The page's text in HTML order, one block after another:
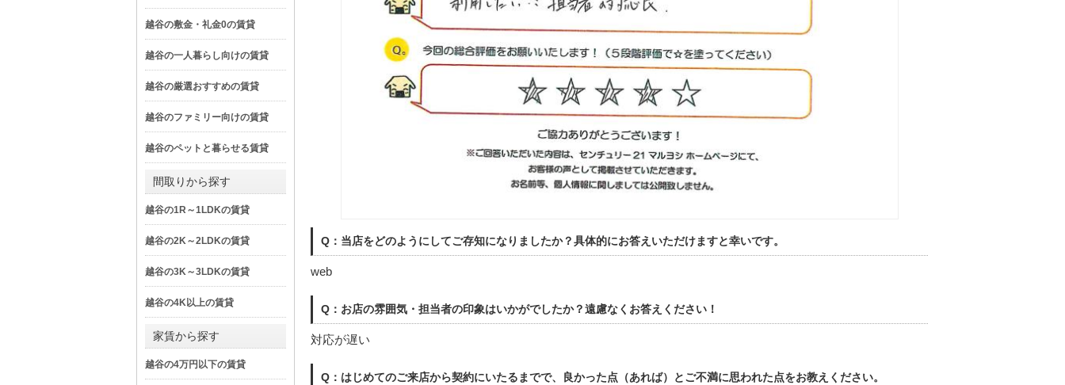
Q：当店をどのようにしてご存知になりましたか？具体的にお答えいただけますと幸いです。
web
Q：お店の雰囲気・担当者の印象はいかがでしたか？遠慮なくお答えください！
対応が遅い
Q：はじめてのご来店から契約にいたるまでで、良かった点（あれば）とご不満に思われた点をお教えください。
越谷の敷金・礼金0の賃貸
越谷の一人暮らし向けの賃貸
越谷の厳選おすすめの賃貸
越谷のファミリー向けの賃貸
越谷のペットと暮らせる賃貸
間取りから探す
越谷の1R～1LDKの賃貸
越谷の2K～2LDKの賃貸
越谷の3K～3LDKの賃貸
越谷の4K以上の賃貸
家賃から探す
越谷の4万円以下の賃貸